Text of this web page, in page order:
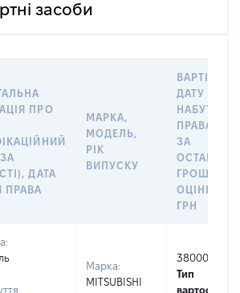
засоби
ПРО
ДАТА
ПРАВА
МАРКА,
МОДЕЛЬ,
РІК
ВИПУСКУ
ВАРТІСТЬ
ДАТУ
НАБУТТЯ
ПРАВА АБО
ЗА
ОЦІНКОЮ,
ГРН
Марка:
MITSUBISHI
38000
Тип
вартості